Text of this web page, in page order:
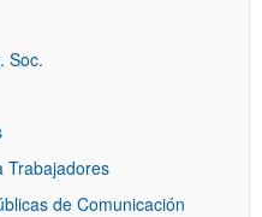
Soc.
Trabajadores
de Comunicación